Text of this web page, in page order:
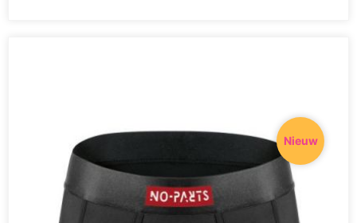
Nieuw